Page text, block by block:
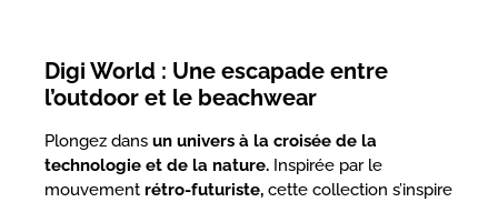
Digi World : Une escapade entre
l’outdoor et le beachwear
Plongez dans un univers à la croisée de la
technologie et de la nature. Inspirée par le
mouvement rétro-futuriste, cette collection s’inspire